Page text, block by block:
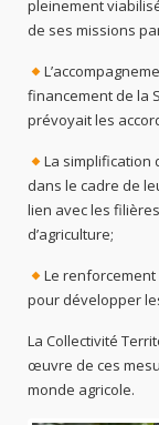
pleinement
de ses missions par
financement de la
prévoyait les
La simplification
dans le cadre de
lien avec les
d’agriculture;
Le
pour développer
La Collectivité
œuvre de ces
monde agricole.